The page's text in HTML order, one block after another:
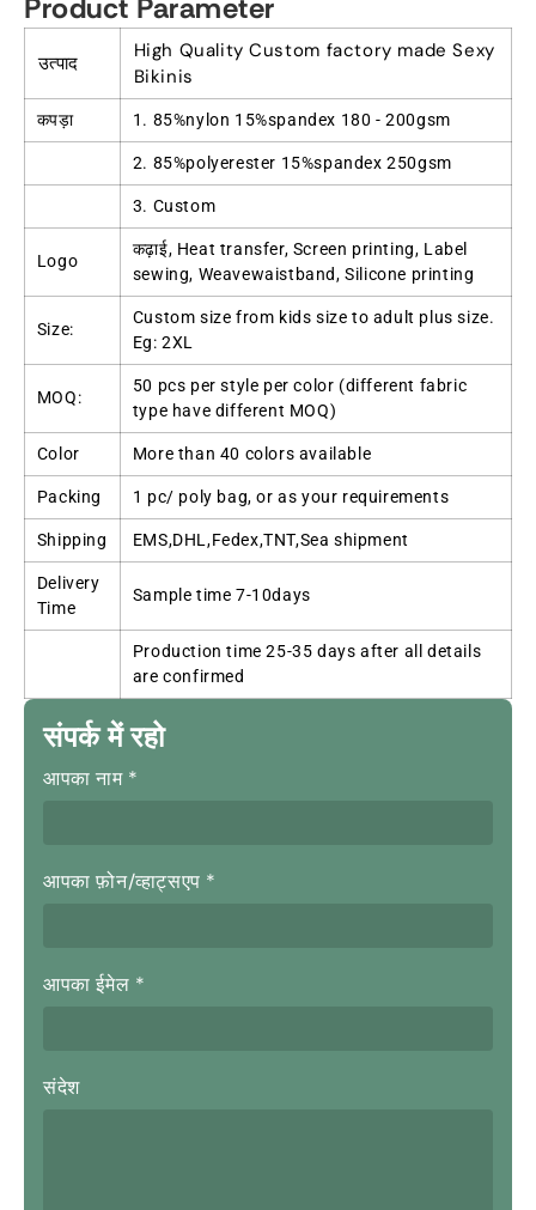
Product Parameter
उत्पाद
High Quality Custom factory made Sexy
Bikinis
कपड़ा 1. 85%nylon 15%spandex 180 - 200gsm
2. 85%polyerester 15%spandex 250gsm
3. Custom
Logo
कढ़ाई, Heat transfer, Screen printing, Label
sewing, Weavewaistband,Silicone printing
Size:
Custom size from kids size to adult plus size.
Eg: 2XL
MOQ:
50 pcs per style per color (different fabric
type have different MOQ)
Color More than 40 colors available
Packing 1 pc/ poly bag,or as your requirements
Shipping EMS,DHL,Fedex,TNT,Sea shipment
Delivery
Time
Sample time 7-10days
Production time 25-35 days after all details
are confirmed
संपर्क में रहो
आपका नाम *
आपका फ़ोन/व्हाट्सएप *
आपका ईमेल *
संदेश